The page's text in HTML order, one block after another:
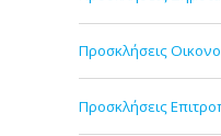
Προσκλήσεις
Προσκλήσεις